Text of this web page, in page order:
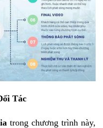
Tác
trong chương trình này,